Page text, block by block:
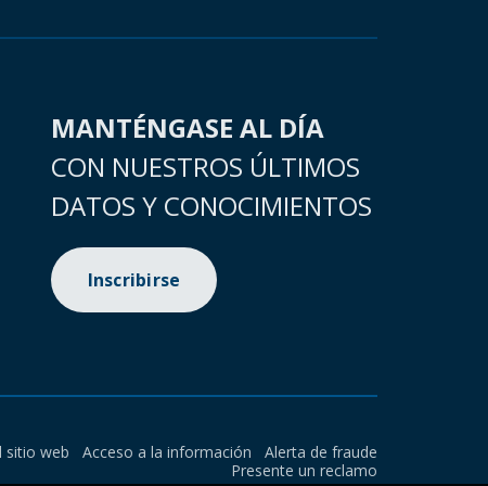
MANTÉNGASE AL DÍA
CON NUESTROS ÚLTIMOS
DATOS Y CONOCIMIENTOS
Inscribirse
sitio web Acceso a la información
Alerta de fraude
Presente un reclamo